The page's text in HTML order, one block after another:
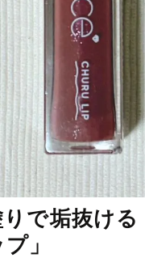
りで垢抜け
」